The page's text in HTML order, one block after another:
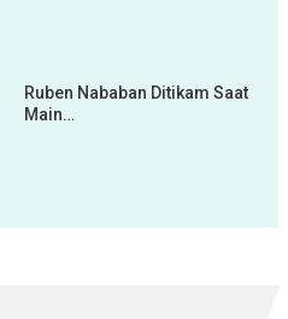
Ruben Nababan Ditikam Saat
Main…